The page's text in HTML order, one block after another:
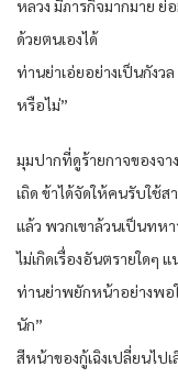
หลวง มีภารกิจมากมาย ย่อ
ด้วยตนเองได้
ท่านย่าเอ่ยอย่างเป็นกังว
หรือไม่”
มุมปากที่ดูร้ายกาจของจา
เถิด ข้าได้จัดให้คนรับใช้
แล้ว พวกเขาล้วนเป็นทห
ไม่เกิดเรื่องอันตรายใดๆ
ท่านย่าพยักหน้าอย่างพอใ
นัก”
สีหน้าของกู้เฉิงเปลี่ยนไป